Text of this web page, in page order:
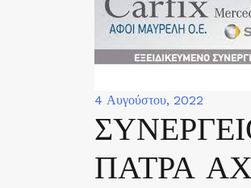
4 Αυγούστου, 2022
ΠΑΤΡΑ